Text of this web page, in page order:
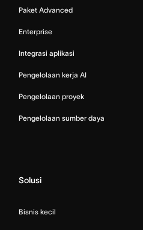
Paket Advanced
Enterprise
Integrasi aplikasi
Pengelolaan kerja AI
Pengelolaan proyek
Pengelolaan sumber daya
Solusi
Bisnis kecil